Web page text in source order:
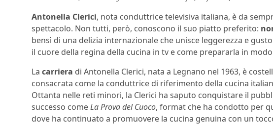
Antonella Clerici, nota conduttrice televisiva italiana, è da
spettacolo. Non tutti, però, conoscono il suo piatto preferito:
bensì di una delizia internazionale che unisce leggerezza e
il cuore della regina della cucina in tv e come prepararla in
La carriera di Antonella Clerici, nata a Legnano nel 1963, è
consacrata come la conduttrice di riferimento della cucina
Ottanta nelle reti minori, la Clerici ha saputo conquistare il
successo comeLa Prova del Cuoco, format che ha condotto per
dove ha continuato a promuovere la cucina genuina con un